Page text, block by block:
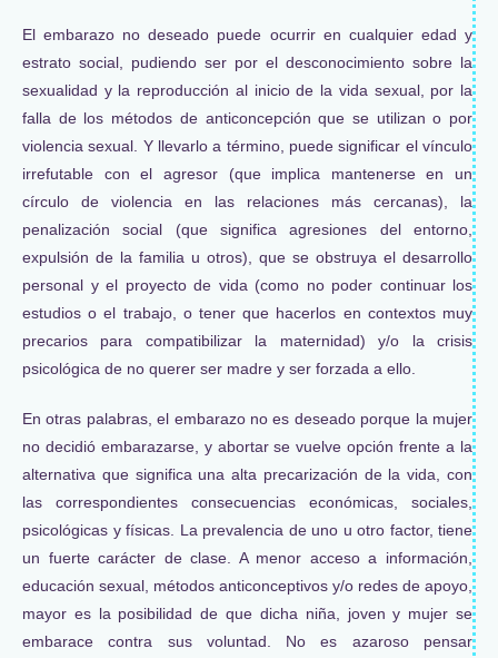
El embarazo no deseado puede ocurrir en cualquier edad y
estrato social, pudiendo ser por el desconocimiento sobre la
sexualidad y la reproducción al inicio de la vida sexual, por la
falla de los métodos de anticoncepción que se utilizan o por
violencia sexual. Y llevarlo a término, puede significar el vínculo
irrefutable con el agresor (que implica mantenerse en un
círculo de violencia en las relaciones más cercanas), la
penalización social (que significa agresiones del entorno,
expulsión de la familia u otros), que se obstruya el desarrollo
personal y el proyecto de vida (como no poder continuar los
estudios o el trabajo, o tener que hacerlos en contextos muy
precarios para compatibilizar la maternidad) y/o la crisis
psicológica de no querer ser madre y ser forzada a ello.
En otras palabras, el embarazo no es deseado porque la mujer
no decidió embarazarse, y abortar se vuelve opción frente a la
alternativa que significa una alta precarización de la vida, con
las correspondientes consecuencias económicas, sociales,
psicológicas y físicas. La prevalencia de uno u otro factor, tiene
un fuerte carácter de clase. A menor acceso a información,
educación sexual, métodos anticonceptivos y/o redes de apoyo,
mayor es la posibilidad de que dicha niña, joven y mujer se
embarace contra sus voluntad. No es azaroso pensar